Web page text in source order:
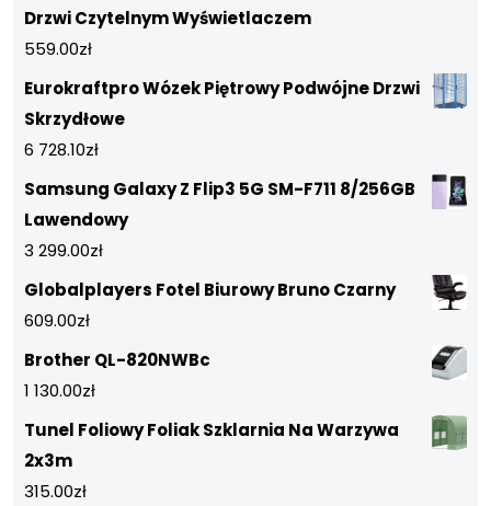
Drzwi Czytelnym Wyświetlaczem
559.00zł
Eurokraftpro Wózek Piętrowy Podwójne Drzwi
Skrzydłowe
6 728.10zł
Samsung Galaxy Z Flip3 5G SM-F711 8/256GB
Lawendowy
3 299.00zł
Globalplayers Fotel Biurowy Bruno Czarny
609.00zł
Brother QL-820NWBc
1 130.00zł
Tunel Foliowy Foliak Szklarnia Na Warzywa
2x3m
315.00zł